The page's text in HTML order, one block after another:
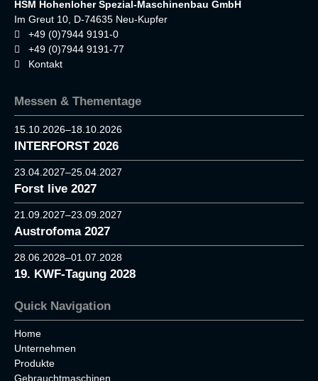
HSM Hohenloher Spezial-Maschinenbau GmbH
Im Greut 10, D-74635 Neu-Kupfer
+49 (0)7944 9191-0
+49 (0)7944 9191-77
Kontakt
Messen & Thementage
15.10.2026–18.10.2026
INTERFORST 2026
23.04.2027–25.04.2027
Forst live 2027
21.09.2027–23.09.2027
Austrofoma 2027
28.06.2028–01.07.2028
19. KWF-Tagung 2028
Quick Navigation
Home
Unternehmen
Produkte
Gebrauchtmaschinen